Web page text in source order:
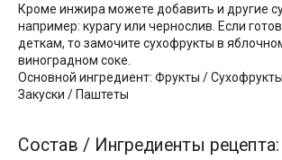
Кроме инжира можете добавить и другие
например: курагу или чернослив. Если
деткам, то замочите сухофрукты в
виноградном соке.
Основной ингредиент: Фрукты /
Закуски / Паштеты
Состав / Ингредиенты рецепта: